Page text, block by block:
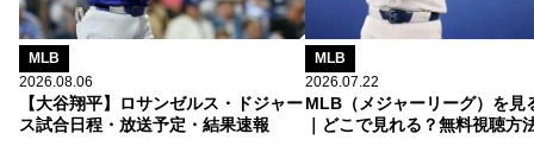
MLB
2026.08.06
【大谷翔平】ロサンゼルス・ドジャー
ス試合日程・放送予定・結果速報
MLB
2026.07.22
MLB（メジャーリーグ）を見
｜どこで見れる？無料視聴方